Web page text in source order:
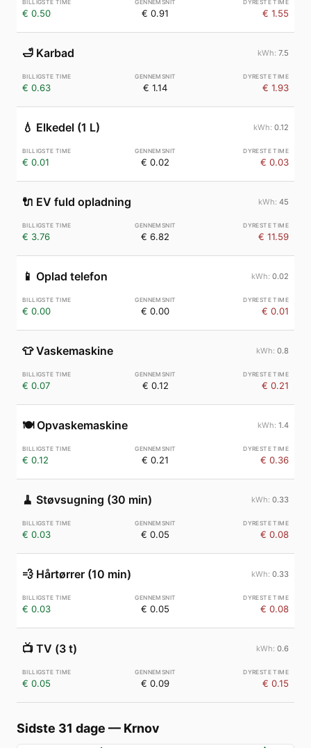
€ 0.50 € 0.91 € 1.55
🛁 Karbad 7.5
€ 0.63 € 1.14 € 1.93
💧 Elkedel (1 L) 0.12
€ 0.01 € 0.02 € 0.03
🔌 EV fuld opladning 45
€ 3.76 € 6.82 € 11.59
📱 Oplad telefon 0.02
€ 0.00 € 0.00 € 0.01
👕 Vaskemaskine 0.8
€ 0.07 € 0.12 € 0.21
🍽️ Opvaskemaskine 1.4
€ 0.12 € 0.21 € 0.36
🧹 Støvsugning (30 min) 0.33
€ 0.03 € 0.05 € 0.08
💨 Hårtørrer (10 min) 0.33
€ 0.03 € 0.05 € 0.08
📺 TV (3 t) 0.6
€ 0.05 € 0.09 € 0.15
Sidste 31 dage — Krnov